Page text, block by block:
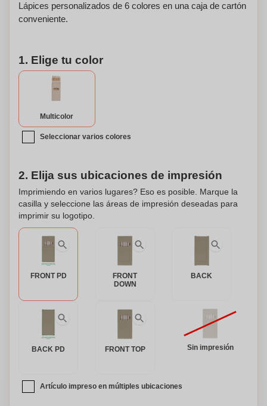
Lápices personalizados de 6 colores en una caja de cartón
conveniente.
1. Elige tu color
Multicolor
Seleccionar varios colores
2. Elija sus ubicaciones de impresión
Imprimiendo en varios lugares? Eso es posible. Marque la
casilla y seleccione las áreas de impresión deseadas para
imprimir su logotipo.
FRONT PD
FRONT
DOWN
BACK
BACK PD FRONT TOP Sin impresión
Artículo impreso en múltiples ubicaciones